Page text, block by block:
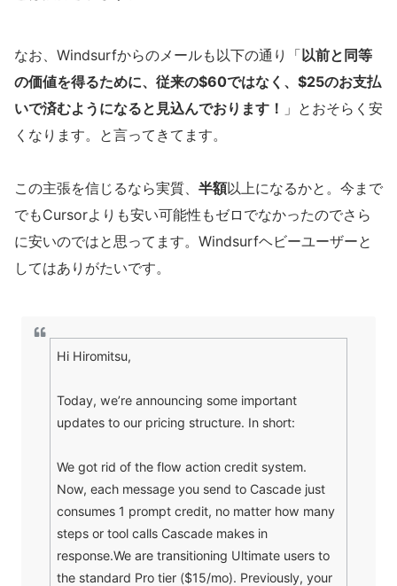
なお、Windsurfからのメールも以下の通り「以前と同等
の価値を得るために、従来の$60ではなく、$25のお支払
いで済むようになると見込んでおります！ 」とおそらく安
くなります。と言ってきてます。
この主張を信じるなら実質、 半額以上になるかと。今まで
でもCursorよりも安い可能性もゼロでなかったのでさら
に安いのではと思ってます。Windsurfヘビーユーザーと
してはありがたいです。
Hi Hiromitsu,
Today, we’re announcing some important
updates to our pricing structure. In short:
We got rid of the flow action credit system.
Now, each message you send to Cascade just
consumes 1 prompt credit, no matter how many
steps or tool calls Cascade makes in
response.We are transitioning Ultimate users to
the standard Pro tier ($15/mo). Previously, your